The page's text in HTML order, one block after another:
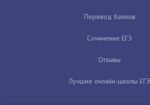
Перевод баллов
Сочинение ЕГЭ
Отзывы
Лучшие онлайн-школы ЕГЭ